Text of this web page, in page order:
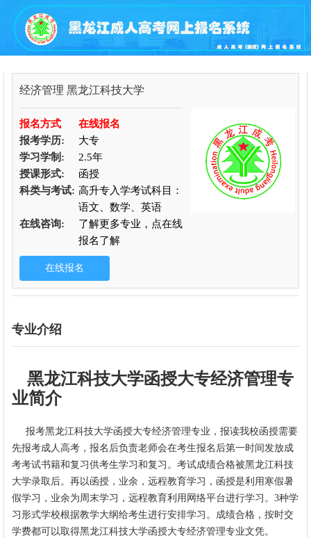
经济管理 黑龙江科技大学
报名方式
在线报名
报考学历:
大专
学习学制:
2.5年
授课形式:
函授
科类与考试: 高升专入学考试科目：
语文、数学、英语
在线咨询:
了解更多专业，点在线
报名了解
专业介绍
黑龙江科技大学函授大专经济管理专
业简介
报考黑龙江科技大学函授大专经济管理专业，报读我校函授需要
先报考成人高考，报名后负责老师会在考生报名后第一时间发放成
考考试书籍和复习供考生学习和复习。考试成绩合格被黑龙江科技
大学录取后。再以函授，业余，远程教育学习，函授是利用寒假暑
假学习，业余为周末学习，远程教育利用网络平台进行学习。3种学
习形式学校根据教学大纲给考生进行安排学习。成绩合格，按时交
学费都可以取得黑龙江科技大学函授大专经济管理专业文凭。